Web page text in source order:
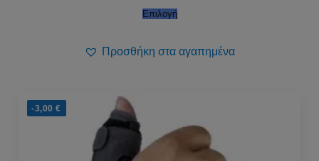
Επιλογή
Προσθήκη στα αγαπημένα
-3,00€